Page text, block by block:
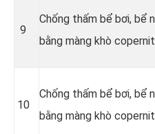
9
Chống thấm bể bơi, bể
bằng màng khò
10
Chống thấm bể bơi, bể
bằng màng khò